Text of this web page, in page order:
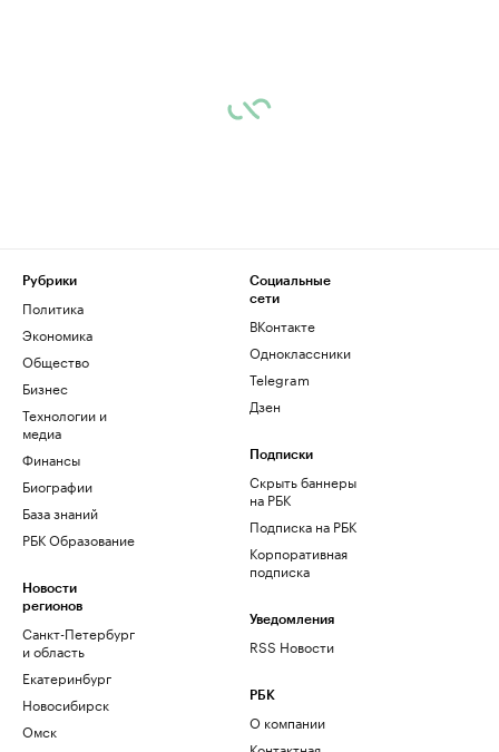
Рубрики
Политика
Экономика
Общество
Бизнес
Технологии и
медиа
Финансы
Биографии
База знаний
РБК Образование
Новости
регионов
Санкт-Петербург
и область
Екатеринбург
Новосибирск
Омск
Социальные
сети
ВКонтакте
Одноклассники
Telegram
Дзен
Подписки
Скрыть баннеры
на РБК
Подписка на РБК
Корпоративная
подписка
Уведомления
RSS Новости
РБК
О компании